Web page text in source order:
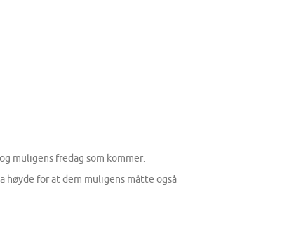
muligens fredag som kommer.
høyde for at dem muligens måtte også